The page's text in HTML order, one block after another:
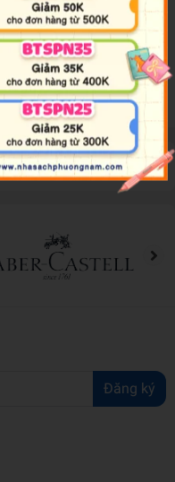
bold, photographic and
bats, pumpkins, and so
notebooks, scrapbooks,
and-place stickers are
art any time, anywhere!
Đăng ký